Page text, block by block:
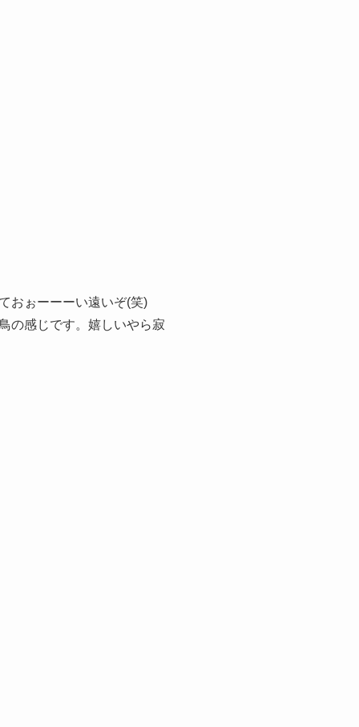
おぉーーーい遠いぞ(笑)
の感じです。嬉しいやら寂